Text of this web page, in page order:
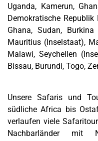
Uganda, Kamerun,
Demokratische
Ghana, Sudan,
Mauritius (Inselstaat),
Malawi, Seychellen
Bissau, Burundi, Togo,
Unsere Safaris und
südliche Africa bis
verlaufen viele
Nachbarländer mit